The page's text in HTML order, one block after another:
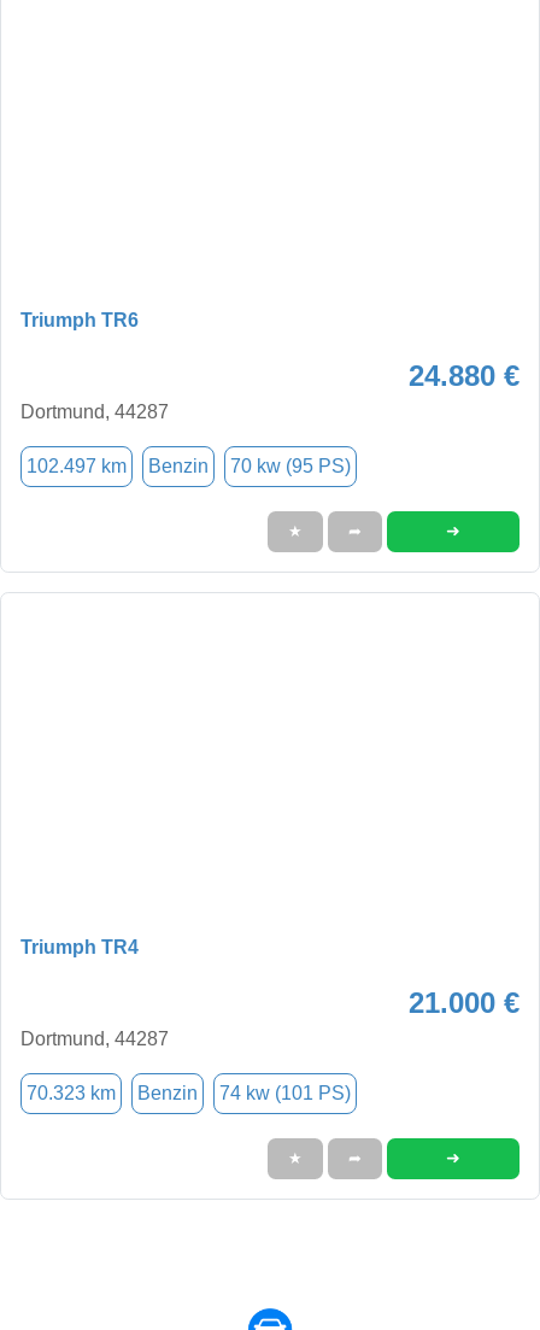
Triumph TR6
24.880 €
Dortmund, 44287
102.497 km Benzin 70 kw (95 PS)
★ ➦ ➜
Triumph TR4
21.000 €
Dortmund, 44287
70.323 km Benzin 74 kw (101 PS)
★ ➦ ➜